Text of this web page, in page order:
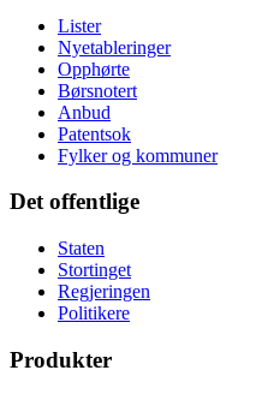
Lister
Nyetableringer
Opphørte
Børsnotert
Anbud
Patentsok
Fylker og kommuner
Det offentlige
Staten
Stortinget
Regjeringen
Politikere
Produkter